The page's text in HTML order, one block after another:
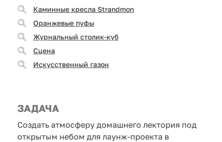
Каминные кресла Strandmon
Оранжевые пуфы
Журнальный столик-куб
Сцена
Искусственный газон
ЗАДАЧА
Создать атмосферу домашнего лектория под
открытым небом для лаунж-проекта в